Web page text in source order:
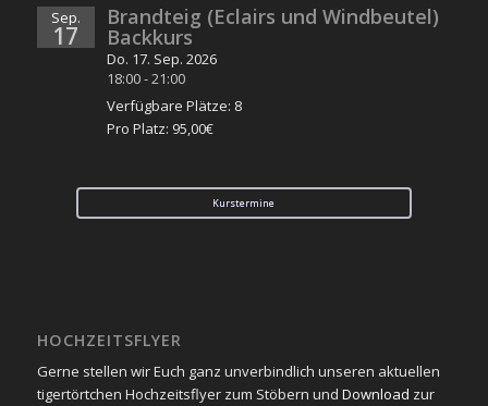
Sep.
17
Brandteig (Eclairs und Windbeutel)
Backkurs
Do. 17. Sep. 2026
18:00-21:00
Verfügbare Plätze: 8
Pro Platz: 95,00€
Kurstermine
HOCHZEITSFLYER
Gerne stellen wir Euch ganz unverbindlich unseren aktuellen
tigertörtchen Hochzeitsflyer zum Stöbern und Download zur